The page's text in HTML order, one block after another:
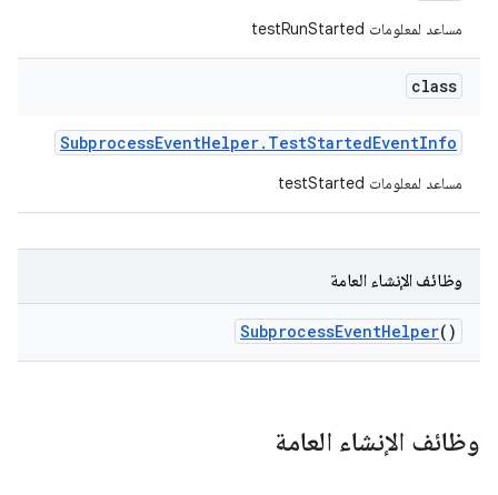
مساعد لمعلومات testRunStarted
class
SubprocessEventHelper. TestStartedEventInfo
مساعد لمعلومات testStarted
وظائف الإنشاء العامة
SubprocessEventHelper()
وظائف الإنشاء العامة